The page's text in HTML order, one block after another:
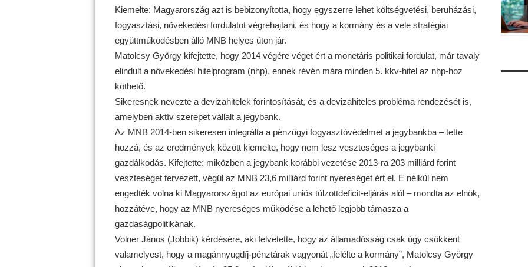
Kiemelte: Magyarország azt is bebizonyította, hogy egyszerre lehet költségvetési, beruházási,
fogyasztási, növekedési fordulatot végrehajtani, és hogy a kormány és a vele stratégiai
együttműködésben álló MNB helyes úton jár.
Matolcsy György kifejtette, hogy 2014 végére véget ért a monetáris politikai fordulat, már tavaly
elindult a növekedési hitelprogram (nhp), ennek révén mára minden 5. kkv-hitel az nhp-hoz
köthető.
Sikeresnek nevezte a devizahitelek forintosítását, és a devizahiteles probléma rendezését is,
amelyben aktív szerepet vállalt a jegybank.
Az MNB 2014-ben sikeresen integrálta a pénzügyi fogyasztóvédelmet a jegybankba – tette
hozzá, és az eredmények között kiemelte, hogy nem lesz veszteséges a jegybanki
gazdálkodás. Kifejtette: miközben a jegybank korábbi vezetése 2013-ra 203 milliárd forint
veszteséget tervezett, végül az MNB 23,6 milliárd forint nyereséget ért el. E nélkül nem
engedték volna ki Magyarországot az európai uniós túlzottdeficit-eljárás alól – mondta az elnök,
hozzátéve, hogy az MNB nyereséges működése a lehető legjobb támasza a
gazdaságpolitikának.
Volner János (Jobbik) kérdésére, aki felvetette, hogy az államadósság csak úgy csökkent
valamelyest, hogy a magánnyugdíj-pénztárak vagyonát „felélte a kormány”, Matolcsy György